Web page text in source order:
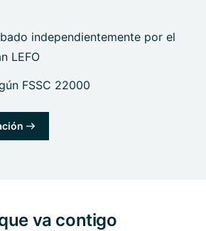
independientemente por el
LEFO
FSSC 22000
va contigo